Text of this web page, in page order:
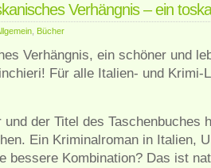
Verhängnis – ein
Bücher
Verhängnis, ein schöner und
Für alle Italien- und Krimi-
und der Titel des Taschenbuches
Ein Kriminalroman in Italien,
bessere Kombination? Das ist